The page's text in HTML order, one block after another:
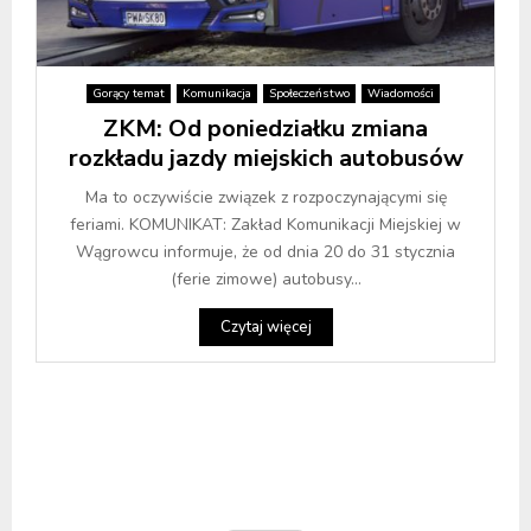
Gorący temat Komunikacja Społeczeństwo Wiadomości
ZKM: Od poniedziałku zmiana
rozkładu jazdy miejskich autobusów
Ma to oczywiście związek z rozpoczynającymi się
feriami. KOMUNIKAT: Zakład Komunikacji Miejskiej w
Wągrowcu informuje, że od dnia 20 do 31 stycznia
(ferie zimowe) autobusy...
Czytaj więcej